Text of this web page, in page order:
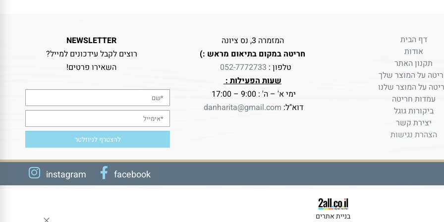
דף הבית
אודות
תקנון האתר
על המוצר שלך
על המוצר שלנו
עמדות חריטה
ביקורות גוגל
יצירת קשר
הצהרת נגישות
המזמרה 3, נס ציונה
חריטה במקום בתיאום מראש :)
טלפון : 052-7772733
שעות הפעילות :
ימי א' – ה' : 9:00 – 17:00
דוא"ל: danharita@gmail.com
NEWSLETTER
רוצים לקבל עידכונים למייל?
השאירו פרטים!
instagram facebook
בניית אתרים